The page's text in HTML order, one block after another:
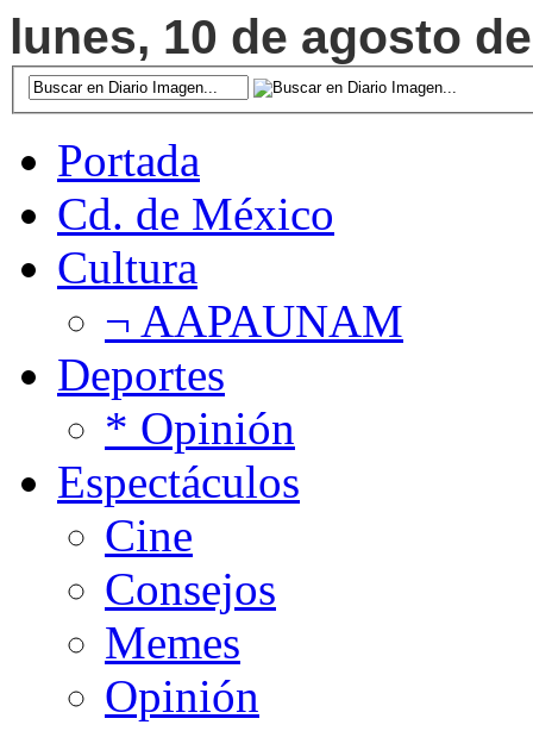
lunes, 10 de agosto
Portada
Cd. de México
Cultura
¬ AAPAUNAM
Deportes
* Opinión
Espectáculos
Cine
Consejos
Memes
Opinión